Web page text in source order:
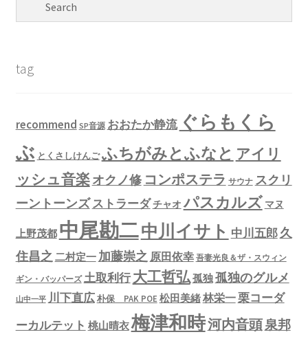
tag
recommend SP音源 おおたか静流 ぐらもくら
ぶ とくさしけんご ふちがみとふなと アイリ
ッシュ音楽オクノ修 コンポステラ サウナ スクリ
ーントーンズストラーダチャオ パスカルズ マヌ
上野茂都 中尾勘二中川イサト 中川五郎久
住昌之 二村定一 加藤崇之 原田依幸 吾妻光良＆ザ・スウィン
ギン・バッパーズ 土取利行大工哲弘孤独孤独のグルメ
山中一平 川下直広 朴保 PAK POE 松田美緒林栄一栗コーダ
ーカルテット 桃山晴衣梅津和時河内音頭泉邦